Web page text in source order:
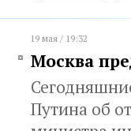
19 мая / 19:32
Москва
Путина об